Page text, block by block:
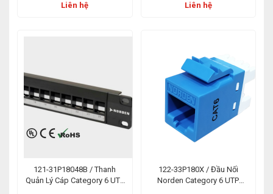
Liên hệ
With Cover
Liên hệ
121-31P18048B / Thanh
Quản Lý Cáp Category 6 UTP
122-33P180X / Đầu Nối
Norden Category 6 UTP